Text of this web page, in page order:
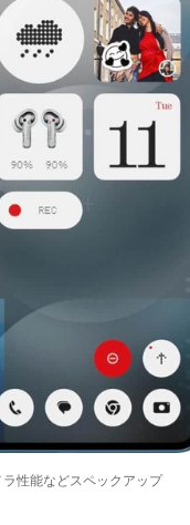
性能などスペックアップ